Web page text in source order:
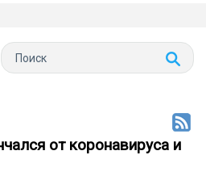
от коронавируса и